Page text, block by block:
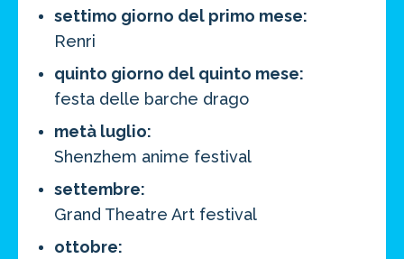
settimo giorno del primo mese:
Renri
quinto giorno del quinto mese:
festa delle barche drago
metà luglio:
Shenzhem anime festival
settembre:
Grand Theatre Art festival
ottobre: